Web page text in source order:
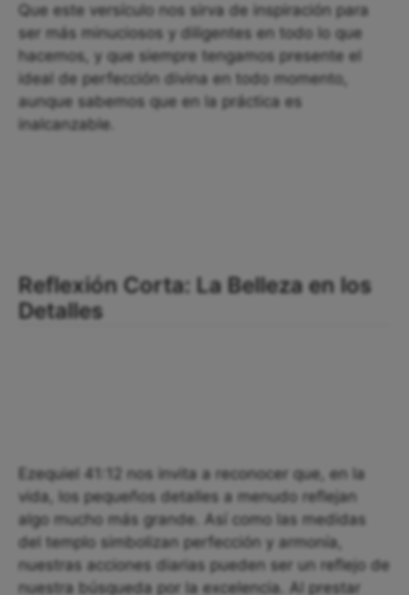
Que este versículo nos sirva de inspiración para
ser más minuciosos y diligentes en todo lo que
hacemos, y que siempre tengamos presente el
ideal de perfección divina en todo momento,
aunque sabemos que en la práctica es
inalcanzable.
Reflexión Corta: La Belleza en los
Detalles
Ezequiel 41:12 nos invita a reconocer que, en la
vida, los pequeños detalles a menudo reflejan
algo mucho más grande. Así como las medidas
del templo simbolizan perfección y armonía,
nuestras acciones diarias pueden ser un reflejo de
nuestra búsqueda por la excelencia. Al prestar